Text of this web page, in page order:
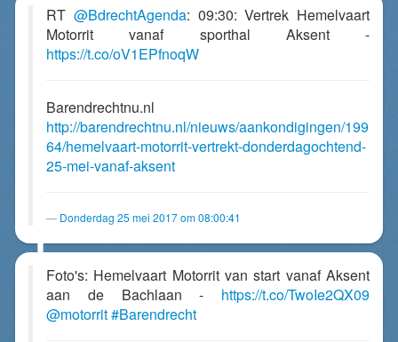
RT @BdrechtAgenda: 09:30: Vertrek Hemelvaart
Motorrit vanaf sporthal Aksent -
https://t.co/oV1EPfnoqW
Barendrechtnu.nl
http://barendrechtnu.nl/nieuws/aankondigingen/199
64/hemelvaart-motorrit-vertrekt-donderdagochtend-
25-mei-vanaf-aksent
Donderdag 25 mei 2017 om 08:00:41
Foto's: Hemelvaart Motorrit van start vanaf Aksent
aan de Bachlaan - https://t.co/TwoIe2QX09
@motorrit#Barendrecht